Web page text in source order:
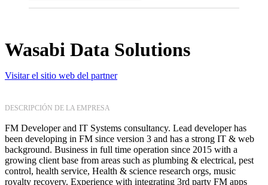
Wasabi Data Solutions
Visitar el sitio web del partner
DESCRIPCIÓN DE LA EMPRESA
FM Developer and IT Systems consultancy. Lead developer has
been developing in FM since version 3 and has a strong IT & web
background. Business in full time operation since 2015 with a
growing client base from areas such as plumbing & electrical, pest
control, health service, Health & science research orgs, music
royalty recovery. Experience with integrating 3rd party FM apps